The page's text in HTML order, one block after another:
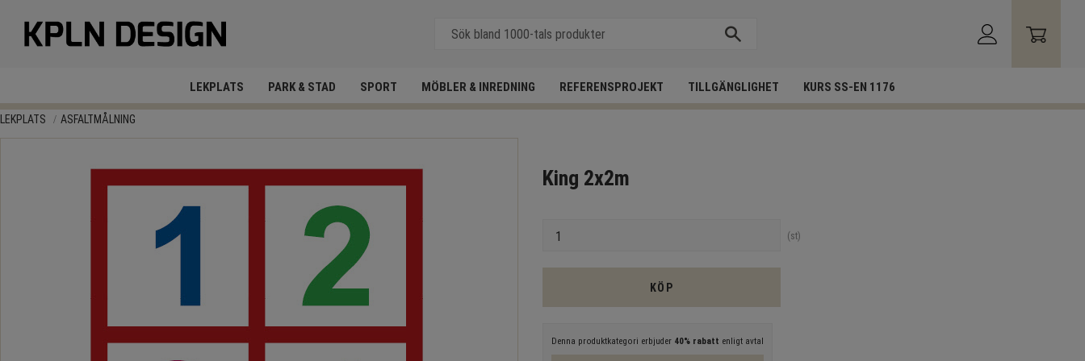
LEKPLATS PARK & STAD SPORT MÖBLER & INREDNING REFERENSPROJEKT TILLGÄNGLIGHET KURS SS-EN 1176
LEKPLATS ASFALTMÅLNING
King 2x2m
st
KÖP
Denna produktkategori erbjuder 40% rabatt enligt avtal